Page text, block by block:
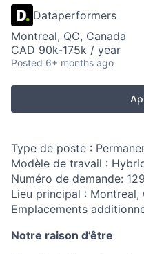
Dataperformers
Montreal, QC, Canada
CAD 90k-175k / year
Posted 6+ months ago
Type de poste :
Modèle de travail :
Numéro de demande:
Lieu principal : Montreal,
Emplacements
Notre raison d’être